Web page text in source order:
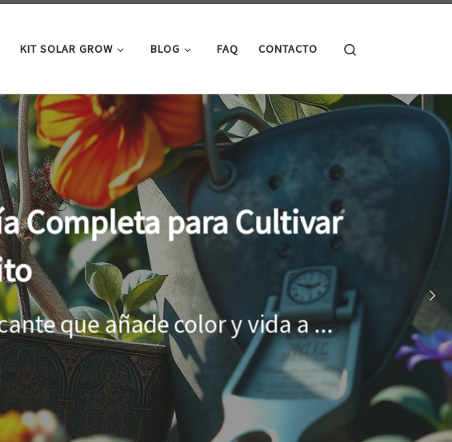
KIT SOLAR GROW BLOG FAQ CONTACTO
crecimiento óptimo de
el entorno adecuado